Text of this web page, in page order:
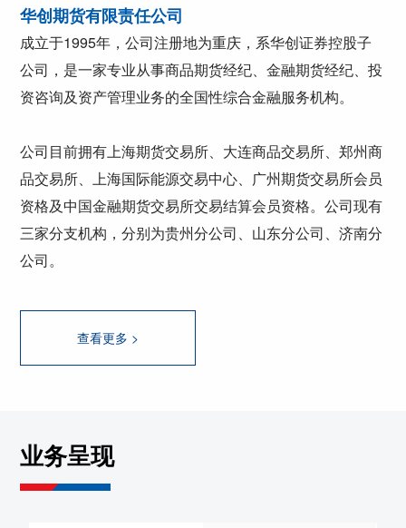
华创期货有限责任公司
成立于1995年，公司注册地为重庆，系华创证券控股子
公司，是一家专业从事商品期货经纪、金融期货经纪、投
资咨询及资产管理业务的全国性综合金融服务机构。
公司目前拥有上海期货交易所、大连商品交易所、郑州商
品交易所、上海国际能源交易中心、广州期货交易所会员
资格及中国金融期货交易所交易结算会员资格。公司现有
三家分支机构，分别为贵州分公司、山东分公司、济南分
公司。
查看更多 >
业务呈现